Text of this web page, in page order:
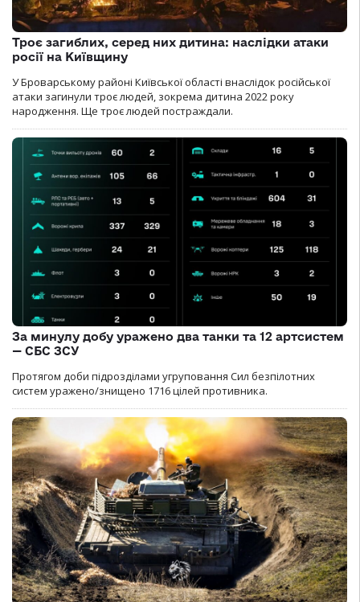
Троє загиблих, серед них дитина: наслідки атаки
росії на Київщину
У Броварському районі Київської області внаслідок російської
атаки загинули троє людей, зокрема дитина 2022 року
народження. Ще троє людей постраждали.
За минулу добу уражено два танки та 12 артсистем
— СБС ЗСУ
Протягом доби підрозділами угруповання Сил безпілотних
систем уражено/знищено 1716 цілей противника.